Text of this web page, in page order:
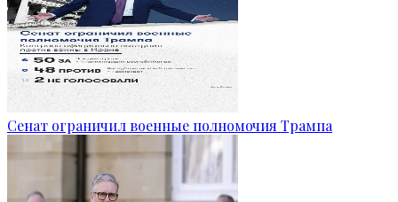
Сенат ограничил военные полномочия Трампа